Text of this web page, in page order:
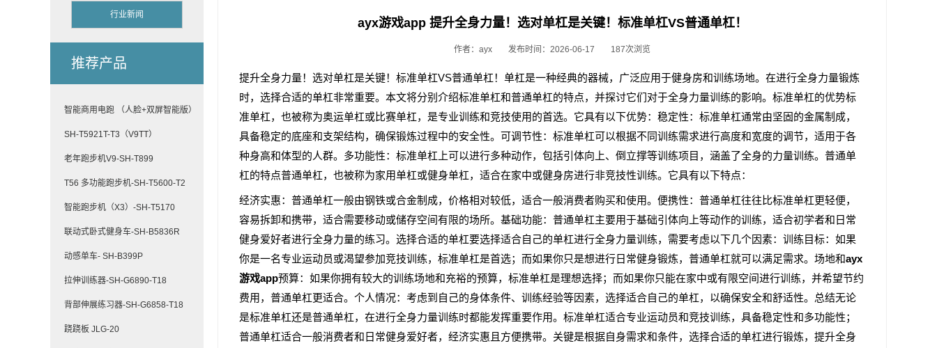
行业新闻
推荐产品
智能商用电跑 （人脸+双屏智能版）
SH-T5921T-T3（V9TT）
老年跑步机V9-SH-T899
T56 多功能跑步机-SH-T5600-T2
智能跑步机（X3）-SH-T5170
联动式卧式健身车-SH-B5836R
动感单车- SH-B399P
拉伸训练器-SH-G6890-T18
背部伸展练习器-SH-G6858-T18
跷跷板 JLG-20
ayx游戏app 提升全身力量！选对单杠是关键！标准单杠VS普通单杠！
作者：ayx 发布时间：2026-06-17 187次浏览
提升全身力量！选对单杠是关键！标准单杠VS普通单杠！单杠是一种经典的器械，广泛应用于健身房和训练场地。在进行全身力量锻炼
时，选择合适的单杠非常重要。本文将分别介绍标准单杠和普通单杠的特点，并探讨它们对于全身力量训练的影响。标准单杠的优势标
准单杠，也被称为奥运单杠或比赛单杠，是专业训练和竞技使用的首选。它具有以下优势：稳定性：标准单杠通常由坚固的金属制成，
具备稳定的底座和支架结构，确保锻炼过程中的安全性。可调节性：标准单杠可以根据不同训练需求进行高度和宽度的调节，适用于各
种身高和体型的人群。多功能性：标准单杠上可以进行多种动作，包括引体向上、倒立撑等训练项目，涵盖了全身的力量训练。普通单
杠的特点普通单杠，也被称为家用单杠或健身单杠，适合在家中或健身房进行非竞技性训练。它具有以下特点：
经济实惠：普通单杠一般由钢铁或合金制成，价格相对较低，适合一般消费者购买和使用。便携性：普通单杠往往比标准单杠更轻便，
容易拆卸和携带，适合需要移动或储存空间有限的场所。基础功能：普通单杠主要用于基础引体向上等动作的训练，适合初学者和日常
健身爱好者进行全身力量的练习。选择合适的单杠要选择适合自己的单杠进行全身力量训练，需要考虑以下几个因素：训练目标：如果
你是一名专业运动员或渴望参加竞技训练，标准单杠是首选；而如果你只是想进行日常健身锻炼，普通单杠就可以满足需求。场地和ayx
游戏app预算：如果你拥有较大的训练场地和充裕的预算，标准单杠是理想选择；而如果你只能在家中或有限空间进行训练，并希望节约
费用，普通单杠更适合。个人情况：考虑到自己的身体条件、训练经验等因素，选择适合自己的单杠，以确保安全和舒适性。总结无论
是标准单杠还是普通单杠，在进行全身力量训练时都能发挥重要作用。标准单杠适合专业运动员和竞技训练，具备稳定性和多功能性；
普通单杠适合一般消费者和日常健身爱好者，经济实惠且方便携带。关键是根据自身需求和条件，选择合适的单杠进行锻炼，提升全身